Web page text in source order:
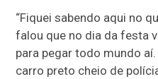
“Fiquei sabendo aqui no
falou que no dia da festa
para pegar todo mundo
carro preto cheio de